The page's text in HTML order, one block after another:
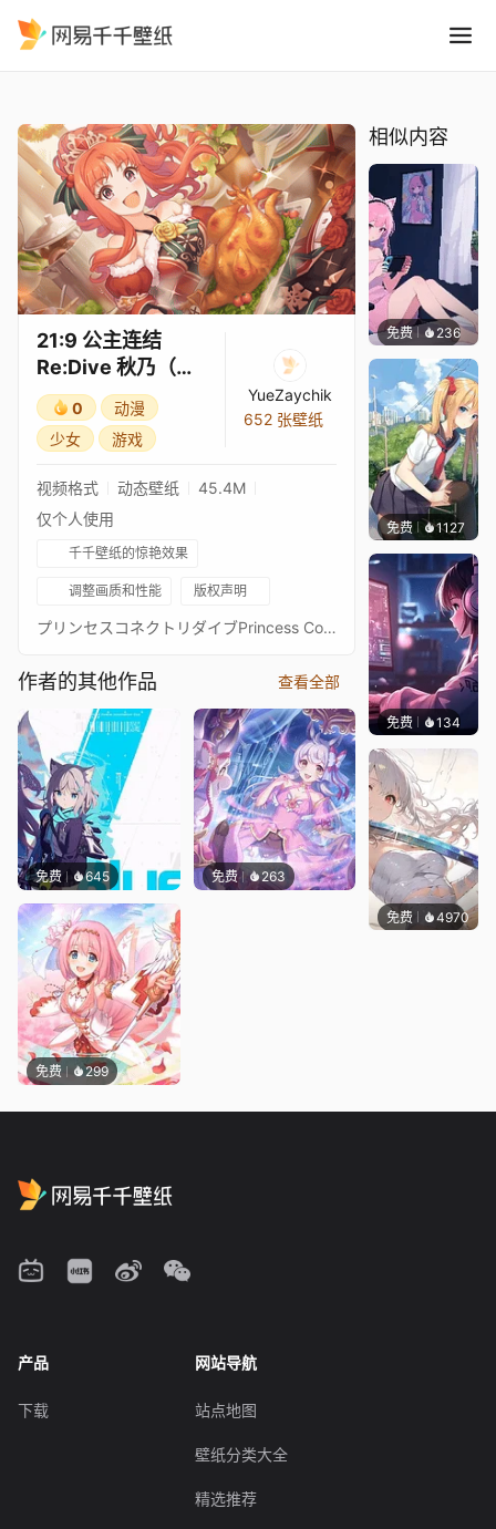
21:9 公主连结
Re:Dive 秋乃（圣
诞）3★
0
动漫
少女
游戏
YueZaychik
652 张壁纸
视频格式 动态壁纸
45.4M
仅个人使用
千千壁纸的惊艳效果
调整画质和性能 版权声明
プリンセスコネクトリダイブPrincess Connect! Re: Dive超异域公主连结！Re: Dive3星 圣诞节 秋乃 哈哈剑 3★ 主页动画壁纸3★アキノ（クリスマス） - Akino通过 Waifu2x 降噪放大 + FFmpeg 60FPS 补帧处理21:9 3440*1440 带鱼屏适配16:9 标准比例版：https://steamcommunity.com/sharedfiles/filedetails/?id=2306426641PCR 16:9 合集：https://steamcommunity.com/sharedfiles/filedetails/?id=2134024999PCR 21:9 合集：https://steamcommunity.com/sharedfiles/filedetails/?id=2137377323
作者的其他作品 查看全部
免费 645 免费 263
免费 299
相似内容
免费 236好看
免费 1127
免费 134
免费 4970
产品
下载
网站导航
站点地图
壁纸分类大全
精选推荐